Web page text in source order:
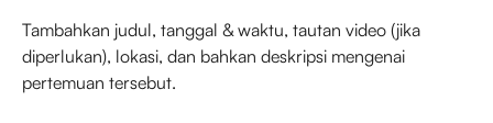
Tambahkan judul, tanggal & waktu, tautan video (jika
diperlukan), lokasi, dan bahkan deskripsi mengenai
pertemuan tersebut.